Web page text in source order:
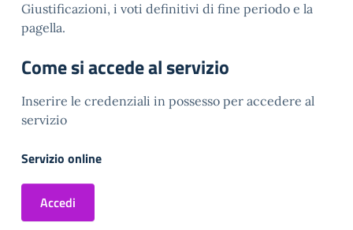
Giustificazioni, i voti definitivi di fine periodo e la
pagella.
Come si accede al servizio
Inserire le credenziali in possesso per accedere al
servizio
Servizio online
Accedi